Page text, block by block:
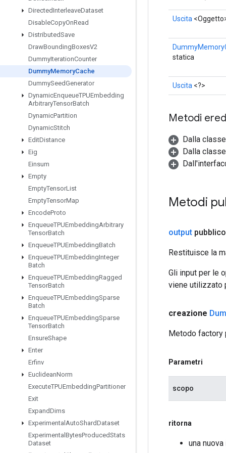
DirectedInterleaveDataset
DisableCopyOnRead
DistributedSave
DrawBoundingBoxesV2
DummyIterationCounter
DummyMemoryCache
DummySeedGenerator
DynamicEnqueueTPUEmbedding
ArbitraryTensorBatch
DynamicPartition
DynamicStitch
EditDistance
Eig
Einsum
Empty
EmptyTensorList
EmptyTensorMap
EncodeProto
EnqueueTPUEmbeddingArbitrary
TensorBatch
EnqueueTPUEmbeddingBatch
EnqueueTPUEmbeddingInteger
Batch
EnqueueTPUEmbeddingRagged
TensorBatch
EnqueueTPUEmbeddingSparse
Batch
EnqueueTPUEmbeddingSparse
TensorBatch
EnsureShape
Enter
Erfinv
EuclideanNorm
ExecuteTPUEmbeddingPartitioner
Exit
ExpandDims
Experimental AutoShardDataset
Experimental BytesProducedStats
Dataset
Uscita
statica
Uscita <?>
Metodi
Dalla classe
Dalla
Metodi
output
Restituisce la
Gli input per le
viene utilizzato
creazione
Metodo factory
Parametri
scopo
ritorna
una